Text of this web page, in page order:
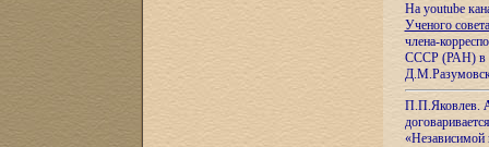
На youtube
Ученого
члена-
СССР (РАН) в
П.П.Яковлев.
«Независимой